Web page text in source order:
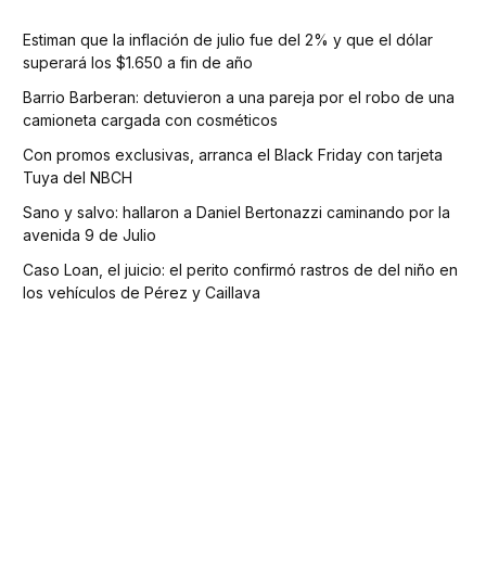
Estiman que la inflación de julio fue del 2% y que el dólar
superará los $1.650 a fin de año
Barrio Barberan: detuvieron a una pareja por el robo de una
camioneta cargada con cosméticos
Con promos exclusivas, arranca el Black Friday con tarjeta
Tuya del NBCH
Sano y salvo: hallaron a Daniel Bertonazzi caminando por la
avenida 9 de Julio
Caso Loan, el juicio: el perito confirmó rastros de del niño en
los vehículos de Pérez y Caillava